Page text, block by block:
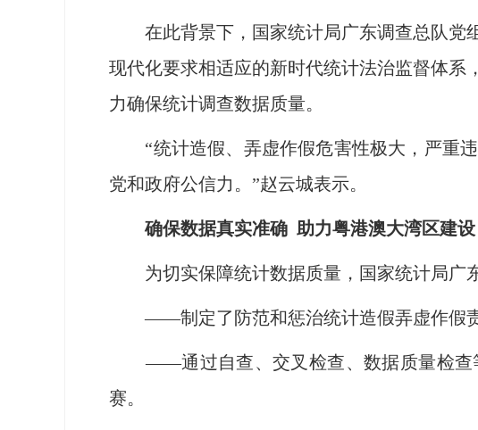
在此背景下，国家统计局广东调查总队党
现代化要求相适应的新时代统计法治监督体
力确保统计调查数据质量。
“统计造假、弄虚作假危害性极大，严重违
党和政府公信力。”赵云城表示。
确保数据真实准确 助力粤港澳大湾区建设
为切实保障统计数据质量，国家统计局广东
——制定了防范和惩治统计造假弄虚作假责
——通过自查、交叉检查、数据质量检查等
赛。